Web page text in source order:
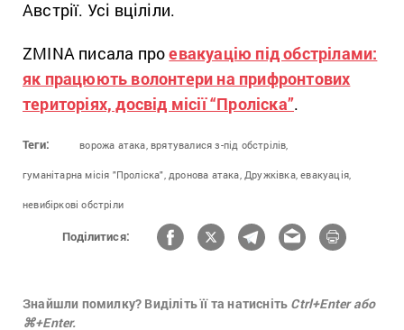
Австрії. Усі вціліли.
ZMINA писала проевакуацію під обстрілами:
як працюють волонтери на прифронтових
територіях, досвід місії “Проліска”.
Теги: ворожа атака, врятувалися з-під обстрілів,
гуманітарна місія "Проліска", дронова атака, Дружківка, евакуація,
невибіркові обстріли
Поділитися:
Знайшли помилку? Виділіть її та натисніть Ctrl+Enter або
⌘+Enter.